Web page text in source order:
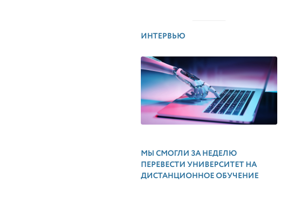
ИНТЕРВЬЮ
МЫ СМОГЛИ ЗА НЕДЕЛЮ
ПЕРЕВЕСТИ УНИВЕРСИТЕТ НА
ДИСТАНЦИОННОЕ ОБУЧЕНИЕ